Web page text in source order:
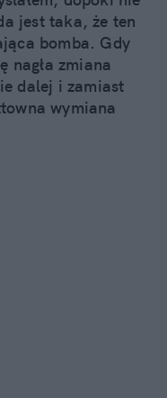
jest taka, że ten
bomba. Gdy
nagła zmiana
dalej i zamiast
wymiana
radzą